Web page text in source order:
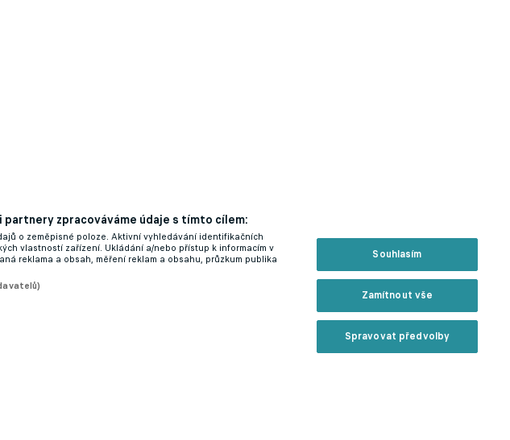
partnery zpracováváme údaje s tímto cílem:
o zeměpisné poloze. Aktivní vyhledávání identifikačních
vlastností zařízení. Ukládání a/nebo přístup k informacím v
reklama a obsah, měření reklam a obsahu, průzkum publika
Souhlasím
Zamítnout vše
Spravovat předvolby